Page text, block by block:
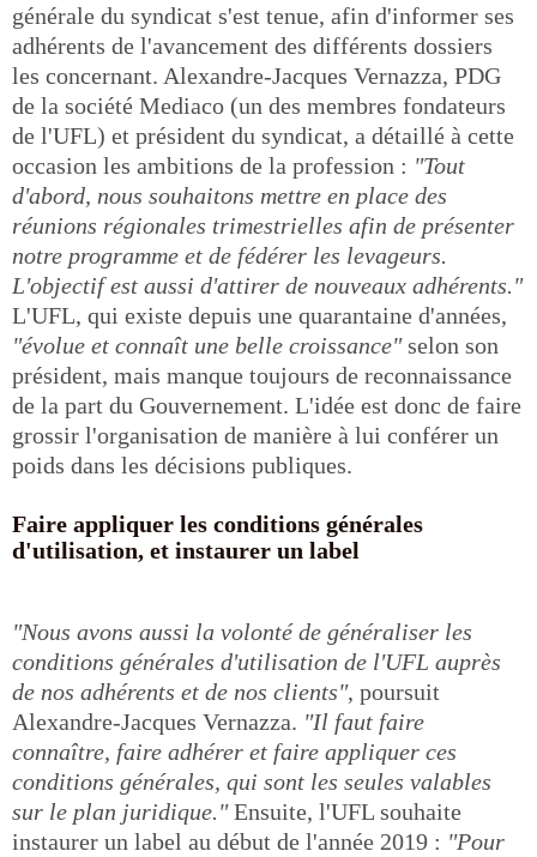
générale du syndicat s'est tenue, afin d'informer ses
adhérents de l'avancement des différents dossiers
les concernant. Alexandre-Jacques Vernazza, PDG
de la société Mediaco (un des membres fondateurs
de l'UFL) et président du syndicat, a détaillé à cette
occasion les ambitions de la profession : "Tout
d'abord, nous souhaitons mettre en place des
réunions régionales trimestrielles afin de présenter
notre programme et de fédérer les levageurs.
L'objectif est aussi d'attirer de nouveaux adhérents."
L'UFL, qui existe depuis une quarantaine d'années,
"évolue et connaît une belle croissance"selon son
président, mais manque toujours de reconnaissance
de la part du Gouvernement. L'idée est donc de faire
grossir l'organisation de manière à lui conférer un
poids dans les décisions publiques.
Faire appliquer les conditions générales
d'utilisation, et instaurer un label
"Nous avons aussi la volonté de généraliser les
conditions générales d'utilisation de l'UFL auprès
de nos adhérents et de nos clients", poursuit
Alexandre-Jacques Vernazza. "Il faut faire
connaître, faire adhérer et faire appliquer ces
conditions générales, qui sont les seules valables
sur le plan juridique."Ensuite, l'UFL souhaite
instaurer un label au début de l'année 2019 : "Pour